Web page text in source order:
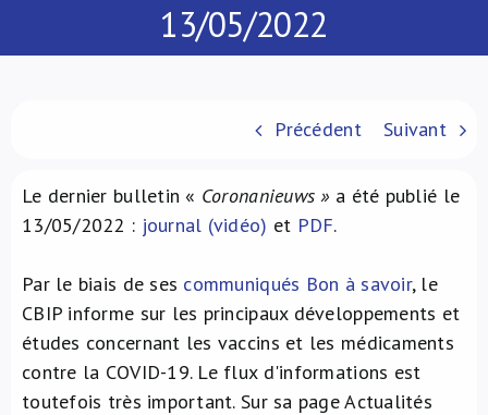
NL
13/05/2022
Précédent Suivant
Le dernier bulletin « Coronanieuws » a été publié le
13/05/2022 : journal (vidéo) et PDF.
Par le biais de ses communiqués Bon à savoir, le
CBIP informe sur les principaux développements et
études concernant les vaccins et les médicaments
contre la COVID-19. Le flux d'informations est
toutefois très important. Sur sa page Actualités